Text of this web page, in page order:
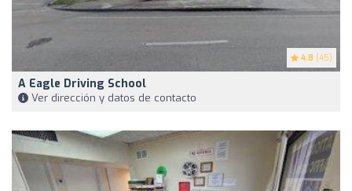
4.8 (45)
A Eagle Driving School
Ver dirección y datos de contacto